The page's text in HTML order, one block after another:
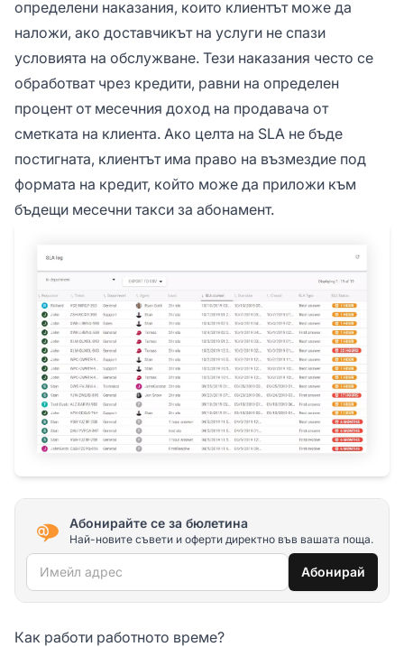
определени наказания, които клиентът може да
наложи, ако доставчикът на услуги не спази
условията на обслужване. Тези наказания често се
обработват чрез кредити, равни на определен
процент от месечния доход на продавача от
сметката на клиента. Ако целта на SLA не бъде
постигната, клиентът има право на възмездие под
формата на кредит, който може да приложи към
бъдещи месечни такси за абонамент.
Абонирайте се за бюлетина
Най-новите съвети и оферти директно във вашата поща.
Имейл адрес Абонирай
Как работи работното време?